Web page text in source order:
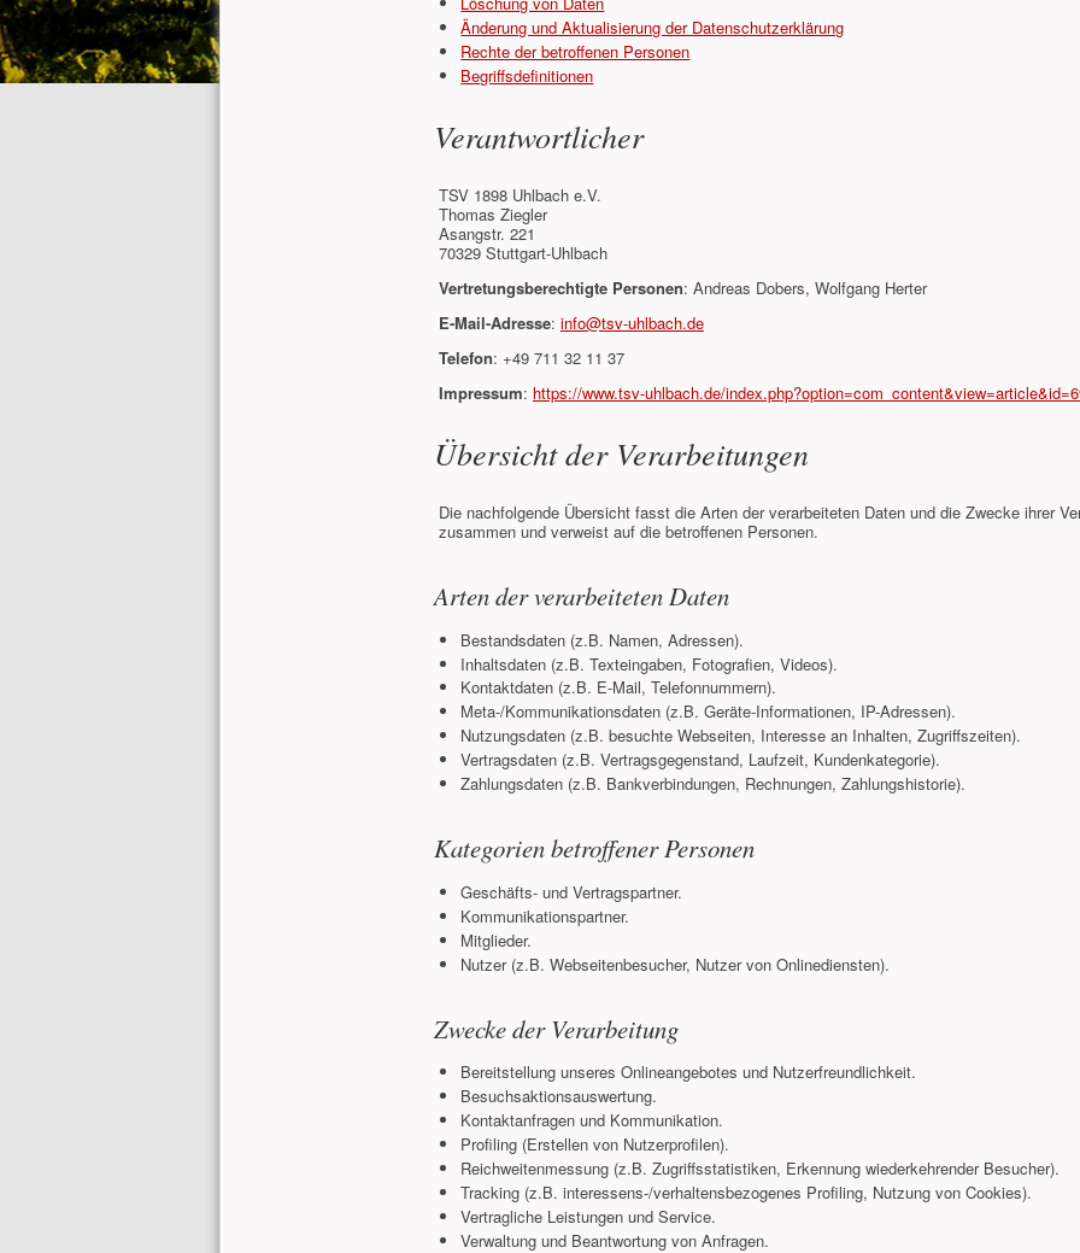
Änderung und Aktualisierung der Datenschutzerklärung
Rechte der betroffenen Personen
Begriffsdefinitionen
Verantwortlicher
TSV 1898 Uhlbach e.V.
Thomas Ziegler
Asangstr. 221
70329 Stuttgart-Uhlbach
Vertretungsberechtigte Personen: Andreas Dobers, Wolfgang Herter
E-Mail-Adresse: info@tsv-uhlbach.de
Telefon: +49 711 32 11 37
Impressum: https://www.tsv-uhlbach.de/
Übersicht der Verarbeitungen
Die nachfolgende Übersicht fasst die Arten der verarbeiteten Daten und die Zwecke ihrer
zusammen und verweist auf die betroffenen Personen.
Arten der verarbeiteten Daten
Bestandsdaten (z.B. Namen, Adressen).
Inhaltsdaten (z.B. Texteingaben, Fotografien, Videos).
Kontaktdaten (z.B. E-Mail, Telefonnummern).
Meta-/Kommunikationsdaten (z.B. Geräte-Informationen, IP-Adressen).
Nutzungsdaten (z.B. besuchte Webseiten, Interesse an Inhalten, Zugriffszeiten).
Vertragsdaten (z.B. Vertragsgegenstand, Laufzeit, Kundenkategorie).
Zahlungsdaten (z.B. Bankverbindungen, Rechnungen, Zahlungshistorie).
Kategorien betroffener Personen
Geschäfts- und Vertragspartner.
Kommunikationspartner.
Mitglieder.
Nutzer (z.B. Webseitenbesucher, Nutzer von Onlinediensten).
Zwecke der Verarbeitung
Bereitstellung unseres Onlineangebotes und Nutzerfreundlichkeit.
Besuchsaktionsauswertung.
Kontaktanfragen und Kommunikation.
Profiling (Erstellen von Nutzerprofilen).
Reichweitenmessung (z.B. Zugriffsstatistiken, Erkennung wiederkehrender Besucher).
Tracking (z.B. interessens-/verhaltensbezogenes Profiling, Nutzung von Cookies).
Vertragliche Leistungen und Service.
Verwaltung und Beantwortung von Anfragen.